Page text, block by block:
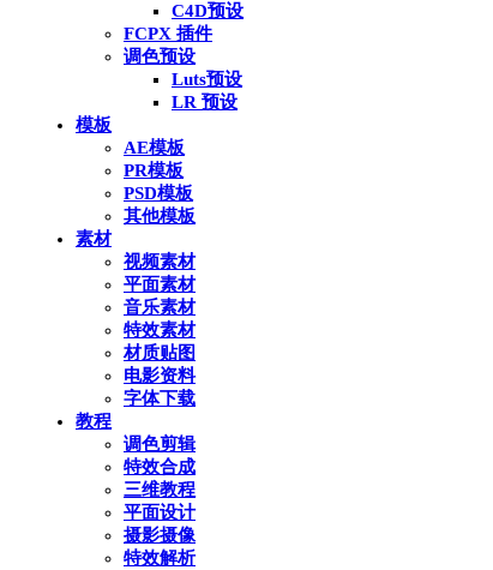
C4D预设
FCPX 插件
调色预设
Luts预设
LR 预设
模板
AE模板
PR模板
PSD模板
其他模板
素材
视频素材
平面素材
音乐素材
特效素材
材质贴图
电影资料
字体下载
教程
调色剪辑
特效合成
三维教程
平面设计
摄影摄像
特效解析